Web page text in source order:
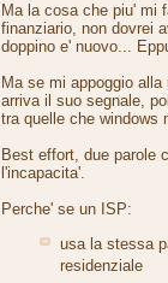
Ma la cosa che piu' mi
finanziario, non dovrei
doppino e' nuovo...
Ma se mi appoggio
arriva il suo segnale,
tra quelle che windows
Best effort, due parole
l'incapacita'.
Perche' se un ISP:
usa la stessa
residenziale